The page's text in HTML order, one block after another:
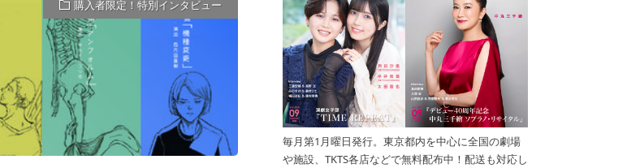
購入者限定！特別インタビュー
毎月第1月曜日発行。東京都内を中心に全国の劇場
や施設、TKTS各店などで無料配布中！配送も対応し